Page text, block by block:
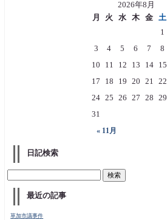
2026年8月
月
火 水 木 金 土
« 11月
1
3
4 5 6 7 8
10
11 12 13 14 15
17
18 19 20 21 22
24 25 26 27 28 29
31
日記検索
最近の記事
草加市議事件